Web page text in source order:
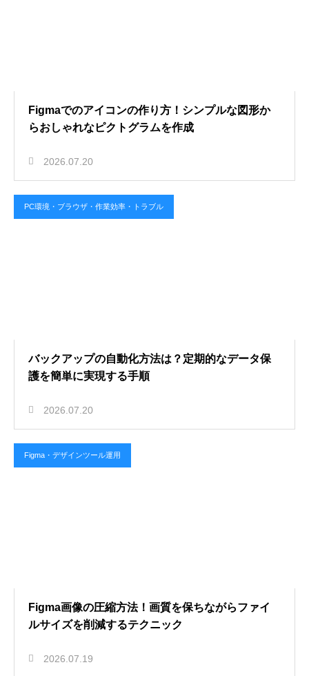
Figmaでのアイコンの作り方！シンプルな図形か
らおしゃれなピクトグラムを作成
2026.07.20
PC環境・ブラウザ・作業効率・トラブル
バックアップの自動化方法は？定期的なデータ保
護を簡単に実現する手順
2026.07.20
Figma・デザインツール運用
Figma画像の圧縮方法！画質を保ちながらファイ
ルサイズを削減するテクニック
2026.07.19